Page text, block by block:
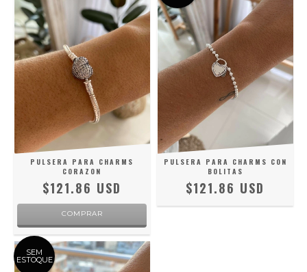
PULSERA PARA CHARMS
CORAZON
$121.86 USD
COMPRAR
PULSERA PARA CHARMS CON
BOLITAS
$121.86 USD
SEM
ESTOQUE